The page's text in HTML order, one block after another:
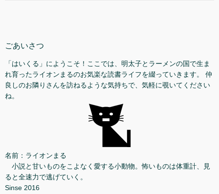
ごあいさつ
「はいくる」にようこそ！ここでは、明太子とラーメンの国で生ま
れ育ったライオンまるのお気楽な読書ライフを綴っていきます。 仲
良しのお隣りさんを訪ねるような気持ちで、気軽に覗いてください
ね。
名前：ライオンまる
小説と甘いものをこよなく愛する小動物。怖いものは体重計、見
ると全速力で逃げていく。
Sinse 2016